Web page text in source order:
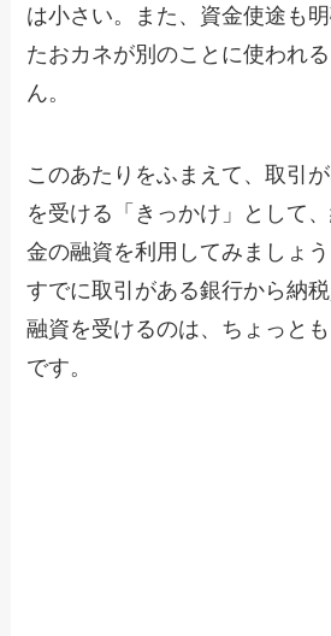
は小さい。また、資金使途も
たおカネが別のことに使われ
ん。
このあたりをふまえて、取引
を受ける「きっかけ」として
金の融資を利用してみましょう
すでに取引がある銀行から納
融資を受けるのは、ちょっと
です。